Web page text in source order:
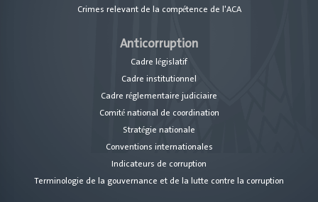
Crimes relevant de la compétence de l'ACA
Anticorruption
Cadre législatif
Cadre institutionnel
Cadre réglementaire judiciaire
Comité national de coordination
Stratégie nationale
Conventions internationales
Indicateurs de corruption
Terminologie de la gouvernance et de la lutte contre la corruption